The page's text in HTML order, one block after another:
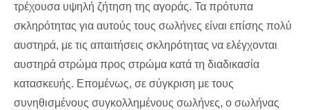
τρέχουσα υψηλή ζήτηση της αγοράς. Τα πρότυπα
σκληρότητας για αυτούς τους σωλήνες είναι επίσης πολύ
αυστηρά, με τις απαιτήσεις σκληρότητας να ελέγχονται
αυστηρά στρώμα προς στρώμα κατά τη διαδικασία
κατασκευής. Επομένως, σε σύγκριση με τους
συνηθισμένους συγκολλημένους σωλήνες, ο σωλήνας